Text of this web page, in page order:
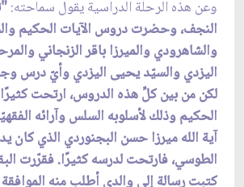
وعن هذه الرحلة الدراسية يقول سماحته:
النجف، وحضرت دروس الآيات الحكيم
والشاهرودي والميرزا باقر الزنجاني
اليزدي والسيّد يحيى اليزدي وأيّ درس
لكن من بين كلِّ هذه الدروس، ارتحت كثيرًا
الحكيم وذلك لأسلوبه السلس وآرائه
آية الله ميرزا حسن البجنوردي الذي
الطوسي، فارتحت لدرسه كثيرًا. فقرّرت
كتبت رسالة إلى والدي أطلب منه